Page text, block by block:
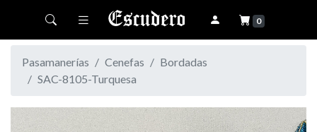
Toggle navigation 0
Pasamanerías Cenefas
Bordadas
SAC-8105-Turquesa